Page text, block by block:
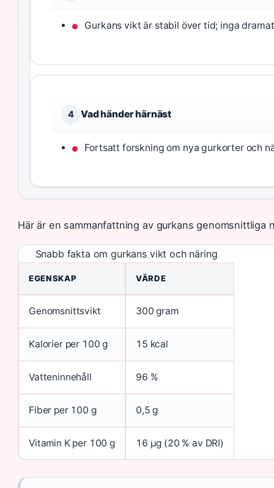
Gurkans vikt är stabil över tid; inga
4 Vad händer härnäst
Fortsatt forskning om nya gurkorter och
Här är en sammanfattning av gurkans genomsnittliga
Snabb fakta om gurkans vikt och näring
EGENSKAP VÄRDE
Genomsnittsvikt 300 gram
Kalorier per 100 g 15 kcal
Vatteninnehåll 96 %
Fiber per 100 g 0,5 g
Vitamin K per 100 g 16 μg (20 % av DRI)